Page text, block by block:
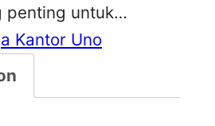
penting untuk…
Kantor Uno